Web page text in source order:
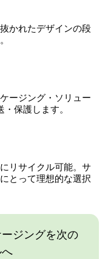
かれたデザインの段
ージング・ソリュー
保護します。
リサイクル可能。サ
とって理想的な選択
ジングを次の
へ